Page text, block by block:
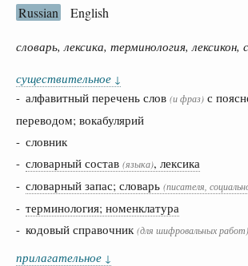
Russian English
словарь, лексика, терминология, лексикон,
существительное ↓
- алфавитный перечень слов (и фраз) с
переводом; вокабулярий
- словник
- словарный состав (языка), лексика
- словарный запас; словарь (писателя,
- терминология; номенклатура
- кодовый справочник (для шифровальных работ)
прилагательное ↓